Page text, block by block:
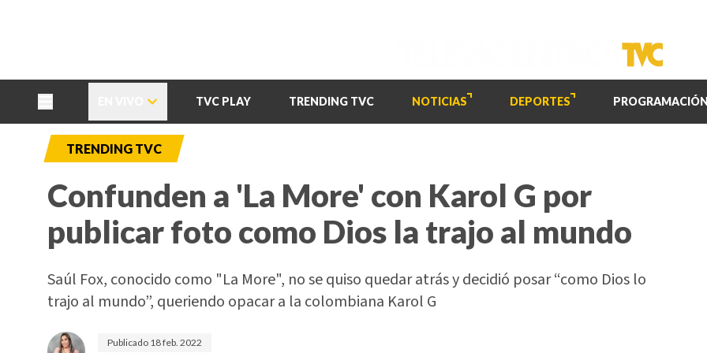
TVC PLAY TRENDING TVC NOTICIAS DEPORTES PROGRAMACIÓN
TRENDING TVC
Confunden a 'La More' con Karol G por
publicar foto como Dios la trajo al mundo
Saúl Fox, conocido como "La More", no se quiso quedar atrás y decidió posar “como Dios lo
trajo al mundo”, queriendo opacar a la colombiana Karol G
Publicado 18 feb. 2022